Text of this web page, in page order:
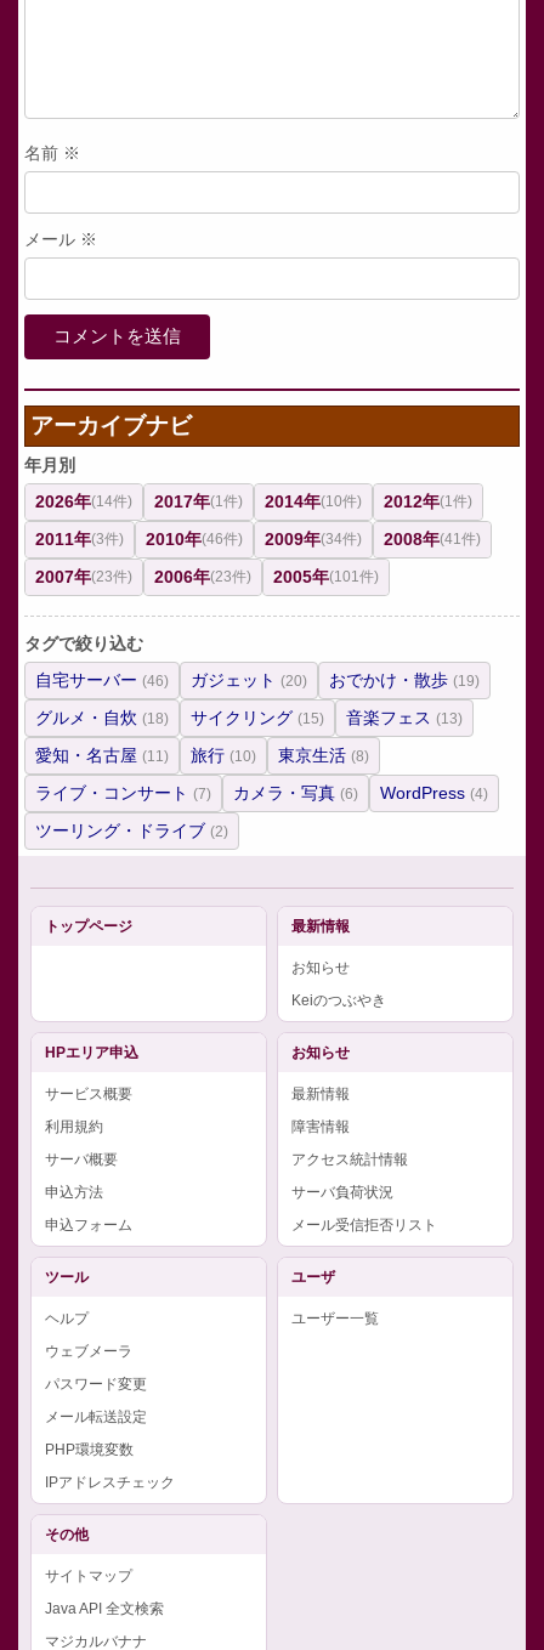
名前 ※
メール ※
アーカイブナビ
年月別
2026年(14件) 2017年(1件) 2014年(10件) 2012年(1件)
2011年(3件) 2010年(46件) 2009年(34件) 2008年(41件)
2007年(23件) 2006年(23件) 2005年(101件)
タグで絞り込む
自宅サーバー (46) ガジェット (20) おでかけ・散歩 (19)
グルメ・自炊 (18) サイクリング (15) 音楽フェス (13)
愛知・名古屋 (11) 旅行 (10) 東京生活 (8)
ライブ・コンサート (7) カメラ・写真 (6) WordPress (4)
ツーリング・ドライブ (2)
トップページ 最新情報
お知らせ
Keiのつぶやき
HPエリア申込
サービス概要
利用規約
サーバ概要
申込方法
申込フォーム
お知らせ
最新情報
障害情報
アクセス統計情報
サーバ負荷状況
メール受信拒否リスト
ツール
ヘルプ
ウェブメーラ
パスワード変更
メール転送設定
PHP環境変数
IPアドレスチェック
ユーザ
ユーザー一覧
その他
サイトマップ
Java API 全文検索
マジカルバナナ